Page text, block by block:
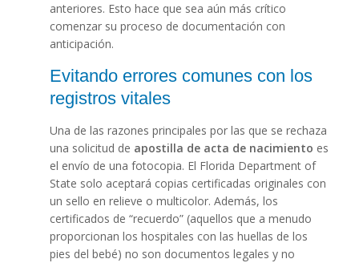
anteriores. Esto hace que sea aún más crítico
comenzar su proceso de documentación con
anticipación.
Evitando errores comunes con los
registros vitales
Una de las razones principales por las que se rechaza
una solicitud de apostilla de acta de nacimiento es
el envío de una fotocopia. El Florida Department of
State solo aceptará copias certificadas originales con
un sello en relieve o multicolor. Además, los
certificados de “recuerdo” (aquellos que a menudo
proporcionan los hospitales con las huellas de los
pies del bebé) no son documentos legales y no